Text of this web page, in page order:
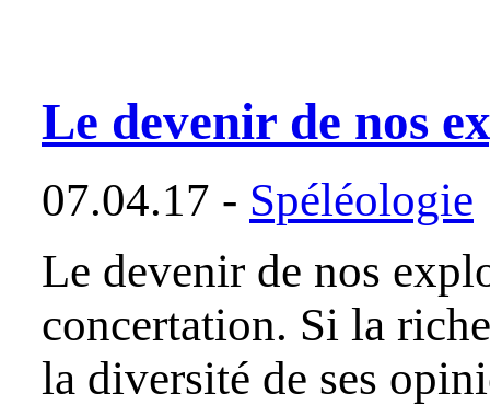
Le devenir de nos
07.04.17 - Spéléologie
Le devenir de nos
concertation. Si la
la diversité de ses